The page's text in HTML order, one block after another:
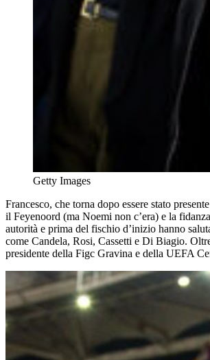
Getty Images
Francesco, che torna dopo essere stato
il Feyenoord (ma Noemi non c’era) e la
autorità e prima del fischio d’inizio hanno
come Candela, Rosi, Cassetti e Di Biagio.
presidente della Figc Gravina e della UEFA